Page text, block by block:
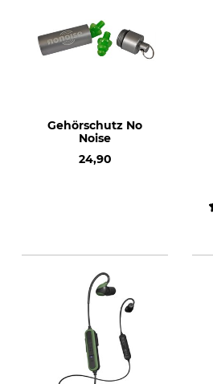
Gehörschutz No
Noise
24,90